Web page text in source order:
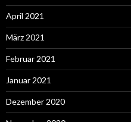
April 2021
März 2021
Februar 2021
Januar 2021
Dezember 2020